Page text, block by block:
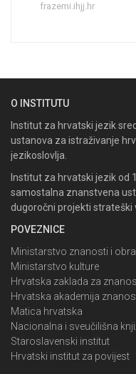
frazemi.ihjj.hr
O INSTITUTU
Institut za hrvatski jezik
ustanova za istraživanje
jezikoslovlja.
Institut za hrvatski jezik od
samostalna znanstvena
dugoročni projekti strateški
POVEZNICE
Ministarstvo znanosti i
Ministarstvo kulture
Hrvatska zaklada za
Hrvatska akademija
Matica hrvatska
Nacionalna i sveučilišna
Staroslavenski institut
Hrvatski institut za povijest